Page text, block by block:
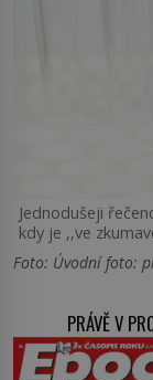
Jednodušeji
kdy je ‚‚ve
Foto: Úvodní foto:
PRÁVĚ V